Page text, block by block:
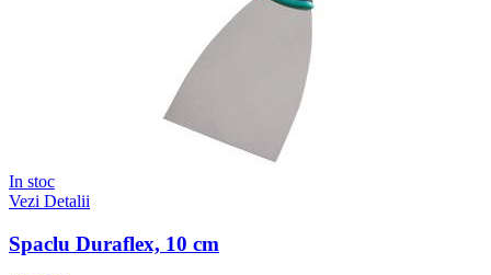
In stoc
Vezi Detalii
Spaclu Duraflex, 10 cm